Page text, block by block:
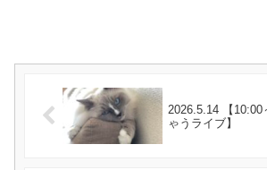
2026.5.14 【10:00～】 保育室【み
ゃうライブ】